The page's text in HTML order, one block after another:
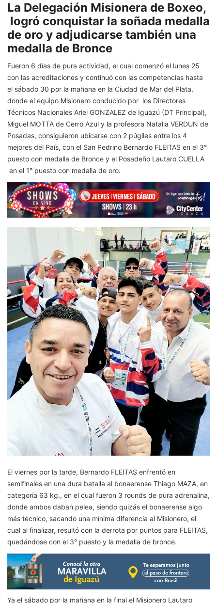
La Delegación Misionera de Boxeo,
logró conquistar la soñada medalla
de oro y adjudicarse también una
medalla de Bronce
Fueron 6 días de pura actividad, el cual comenzó el lunes 25
con las acreditaciones y continuó con las competencias hasta
el sábado 30 por la mañana en la Ciudad de Mar del Plata,
donde el equipo Misionero conducido por los Directores
Técnicos Nacionales Ariel GONZALEZ de Iguazú (DT Principal),
Miguel MOTTA de Cerro Azul y la profesora Natalia VERDUN de
Posadas, consiguieron ubicarse con 2 púgiles entre los 4
mejores del País, con el San Pedrino Bernardo FLEITAS en el 3°
puesto con medalla de Bronce y el Posadeño Lautaro CUELLA
en el 1° puesto con medalla de oro.
El viernes por la tarde, Bernardo FLEITAS enfrentó en
semifinales en una dura batalla al bonaerense Thiago MAZA, en
categoría 63 kg., en el cual fueron 3 rounds de pura adrenalina,
donde ambos daban pelea, siendo quizás el bonaerense algo
más técnico, sacando una mínima diferencia al Misionero, el
cual al finalizar, resultó con la derrota por puntos para FLEITAS,
quedándose con el 3° puesto y la medalla de bronce.
Ya el sábado por la mañana en la final el Misionero Lautaro